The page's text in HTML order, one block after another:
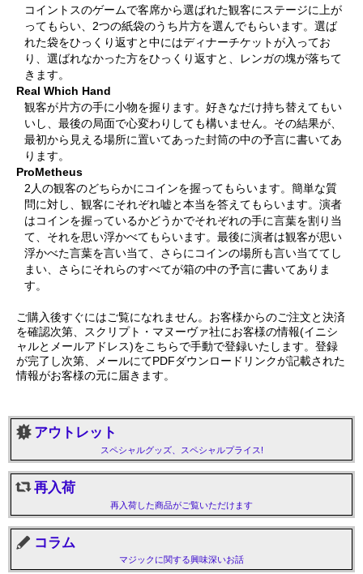
コイントスのゲームで客席から選ばれた観客にステージに上が
ってもらい、2つの紙袋のうち片方を選んでもらいます。選ば
れた袋をひっくり返すと中にはディナーチケットが入ってお
り、選ばれなかった方をひっくり返すと、レンガの塊が落ちて
きます。
Real Which Hand
観客が片方の手に小物を握ります。好きなだけ持ち替えてもい
いし、最後の局面で心変わりしても構いません。その結果が、
最初から見える場所に置いてあった封筒の中の予言に書いてあ
ります。
ProMetheus
2人の観客のどちらかにコインを握ってもらいます。簡単な質
問に対し、観客にそれぞれ嘘と本当を答えてもらいます。演者
はコインを握っているかどうかでそれぞれの手に言葉を割り当
て、それを思い浮かべてもらいます。最後に演者は観客が思い
浮かべた言葉を言い当て、さらにコインの場所も言い当ててし
まい、さらにそれらのすべてが箱の中の予言に書いてありま
す。
ご購入後すぐにはご覧になれません。お客様からのご注文と決済
を確認次第、スクリプト・マヌーヴァ社にお客様の情報(イニシ
ャルとメールアドレス)をこちらで手動で登録いたします。登録
が完了し次第、メールにてPDFダウンロードリンクが記載された
情報がお客様の元に届きます。
アウトレット
スペシャルグッズ、スペシャルプライス!
再入荷
再入荷した商品がご覧いただけます
コラム
マジックに関する興味深いお話